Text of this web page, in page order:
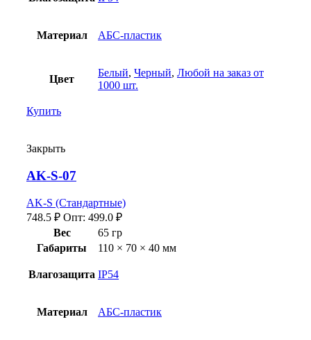
Материал АБС-пластик
Цвет
Белый, Черный, Любой на заказ от
1000 шт.
Купить
Закрыть
AK-S-07
AK-S (Стандартные)
748.5 ₽ Опт: 499.0 ₽
Вес
65 гр
Габариты
110 × 70 × 40 мм
Влагозащита IP54
Материал АБС-пластик